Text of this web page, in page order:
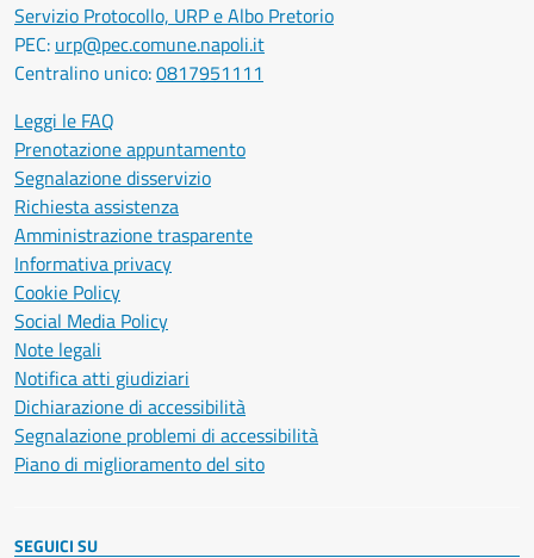
Servizio Protocollo, URP e Albo Pretorio
PEC: urp@pec.comune.napoli.it
Centralino unico:0817951111
Leggi le FAQ
Prenotazione appuntamento
Segnalazione disservizio
Richiesta assistenza
Amministrazione trasparente
Informativa privacy
Cookie Policy
Social Media Policy
Note legali
Notifica atti giudiziari
Dichiarazione di accessibilità
Segnalazione problemi di accessibilità
Piano di miglioramento del sito
SEGUICI SU